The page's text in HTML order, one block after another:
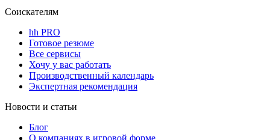
Соискателям
hh PRO
Готовое резюме
Все сервисы
Хочу у вас работать
Производственный календарь
Экспертная рекомендация
Новости и статьи
Блог
О компаниях в игровой форме